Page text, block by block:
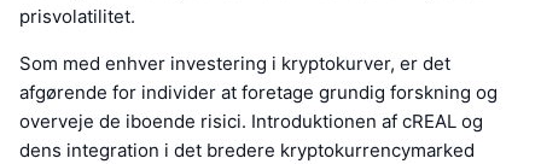
prisvolatilitet.
Som med enhver investering i kryptokurver, er det
afgørende for individer at foretage grundig forskning og
overveje de iboende risici. Introduktionen af cREAL og
dens integration i det bredere kryptokurrencymarked